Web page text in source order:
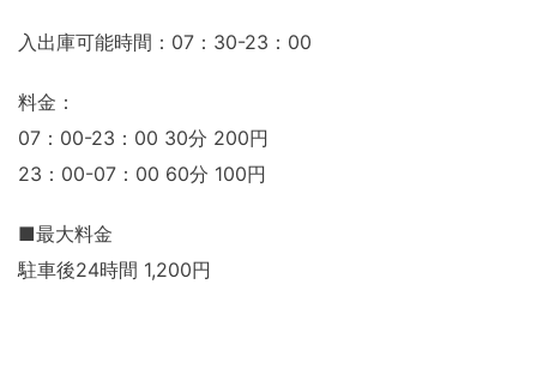
入出庫可能時間：07：30-23：00
料金：
07：00-23：00 30分 200円
23：00-07：00 60分 100円
■最大料金
駐車後24時間 1,200円